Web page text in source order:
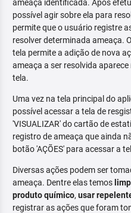
ameaça identificada. Após
possível agir sobre ela para
permite que o usuário registre
resolver determinada ameaça.
tela permite a adição de nova
ameaça a ser resolvida
tela.
Uma vez na tela principal do
possível acessar a tela de
'VISUALIZAR' do cartão de
registro de ameaça que ainda
botão 'AÇÕES' para acessar a
Diversas ações podem ser
ameaça. Dentre elas temos
produto químico, usar
registrar as ações que foram